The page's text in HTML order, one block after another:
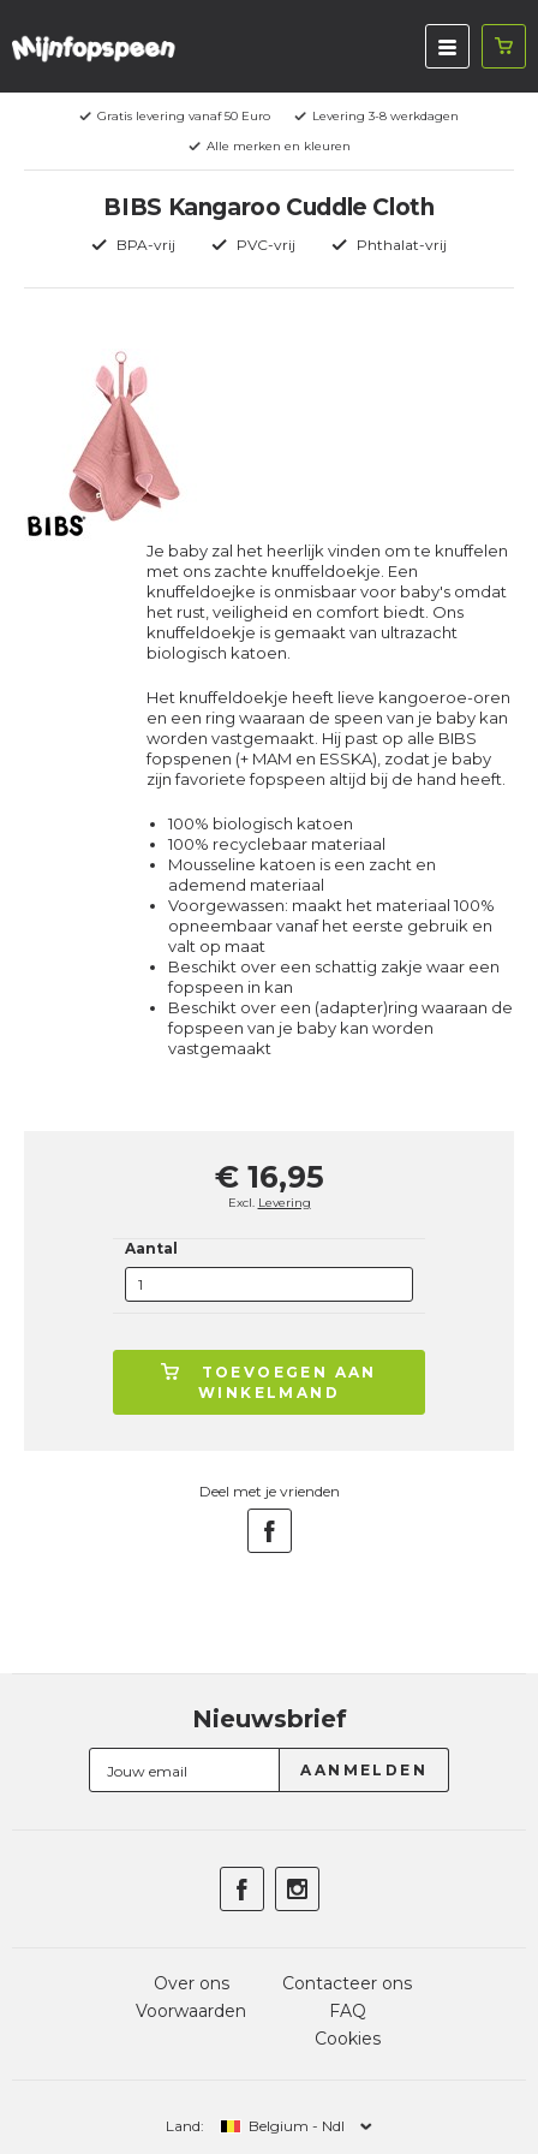
Gratis levering vanaf 50 Euro
Levering 3-8 werkdagen
Alle merken en kleuren
BIBS Kangaroo Cuddle Cloth
BPA-vrij PVC-vrij Phthalat-vrij
Je baby zal het heerlijk vinden om te knuffelen
met ons zachte knuffeldoekje. Een
knuffeldoejke is onmisbaar voor baby's omdat
het rust, veiligheid en comfort biedt. Ons
knuffeldoekje is gemaakt van ultrazacht
biologisch katoen.
Het knuffeldoekje heeft lieve kangoeroe-oren
en een ring waaraan de speen van je baby kan
worden vastgemaakt. Hij past op alle BIBS
fopspenen (+ MAM en ESSKA), zodat je baby
zijn favoriete fopspeen altijd bij de hand heeft.
100% biologisch katoen
100% recyclebaar materiaal
Mousseline katoen is een zacht en
ademend materiaal
Voorgewassen: maakt het materiaal 100%
opneembaar vanaf het eerste gebruik en
valt op maat
Beschikt over een schattig zakje waar een
fopspeen in kan
Beschikt over een (adapter)ring waaraan de
fopspeen van je baby kan worden
vastgemaakt
€ 16,95
Excl. Levering
Aantal
TOEVOEGEN AAN
WINKELMAND
Deel met je vrienden
Nieuwsbrief
Over ons
Voorwaarden
Contacteer ons
FAQ
Cookies
Land: Belgium - Ndl